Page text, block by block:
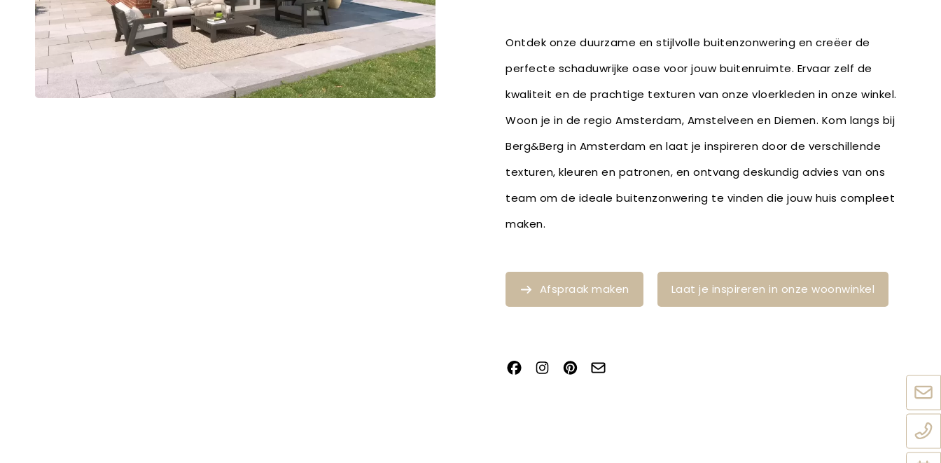
Ontdek onze duurzame en stijlvolle buitenzonwering en creëer de
perfecte schaduwrijke oase voor jouw buitenruimte. Ervaar zelf de
kwaliteit en de prachtige texturen van onze vloerkleden in onze winkel.
Woon je in de regio Amsterdam, Amstelveen en Diemen. Kom langs bij
Berg&Berg in Amsterdam en laat je inspireren door de verschillende
texturen, kleuren en patronen, en ontvang deskundig advies van ons
team om de ideale buitenzonwering te vinden die jouw huis compleet
maken.
Afspraak maken Laat je inspireren in onze woonwinkel